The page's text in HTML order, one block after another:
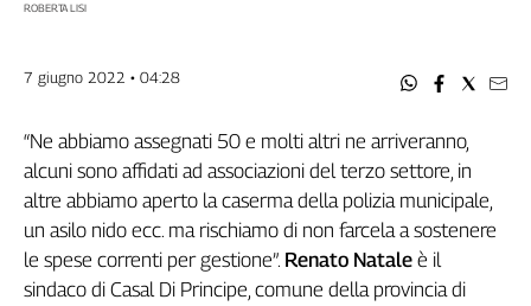
Spi
Caaf
Speciali
G8
di
Genova,
ROBERTA LISI
7 giugno 2022 • 04:28
“Ne abbiamo assegnati 50 e molti altri ne arriveranno,
alcuni sono affidati ad associazioni del terzo settore, in
altre abbiamo aperto la caserma della polizia municipale,
un asilo nido ecc. ma rischiamo di non farcela a sostenere
le spese correnti per gestione”. Renato Natale è il
sindaco di Casal Di Principe, comune della provincia di